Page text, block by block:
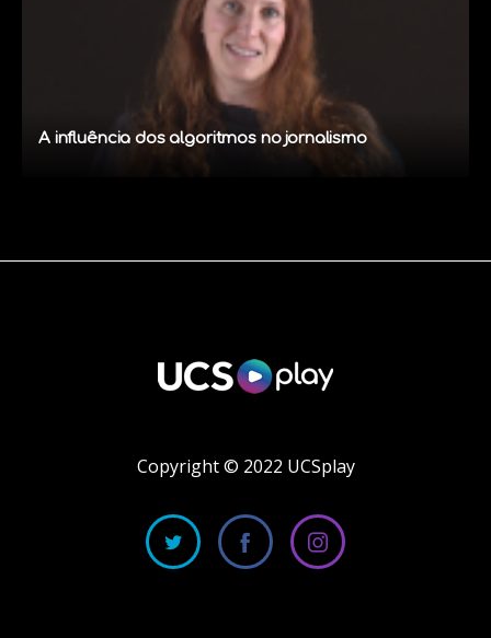
A influência dos algoritmos no jornalismo
Copyright © 2022 UCSplay